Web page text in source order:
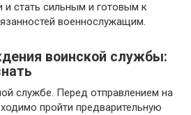
и стать сильным и готовым к
военнослужащим.
воинской службы:
службе. Перед отправлением на
пройти предварительную